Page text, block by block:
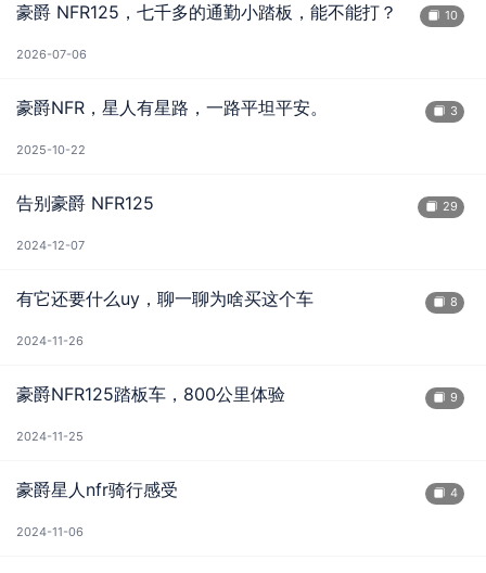
豪爵 NFR125，七千多的通勤小踏板，能不能打？ 10
2026-07-06
豪爵NFR，星人有星路，一路平坦平安。 3
2025-10-22
告别豪爵 NFR125 29
2024-12-07
有它还要什么uy，聊一聊为啥买这个车 8
2024-11-26
豪爵NFR125踏板车，800公里体验 9
2024-11-25
豪爵星人nfr骑行感受 4
2024-11-06